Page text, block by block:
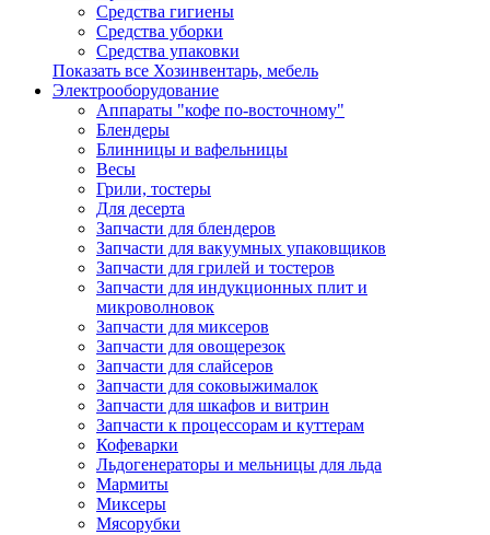
Средства гигиены
Средства уборки
Средства упаковки
Показать все Хозинвентарь, мебель
Электрооборудование
Аппараты "кофе по-восточному"
Блендеры
Блинницы и вафельницы
Весы
Грили, тостеры
Для десерта
Запчасти для блендеров
Запчасти для вакуумных упаковщиков
Запчасти для грилей и тостеров
Запчасти для индукционных плит и
микроволновок
Запчасти для миксеров
Запчасти для овощерезок
Запчасти для слайсеров
Запчасти для соковыжималок
Запчасти для шкафов и витрин
Запчасти к процессорам и куттерам
Кофеварки
Льдогенераторы и мельницы для льда
Мармиты
Миксеры
Мясорубки